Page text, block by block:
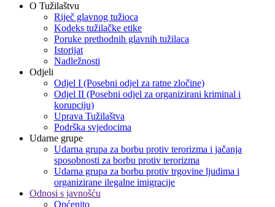
O Tužilaštvu
Riječ glavnog tužioca
Kodeks tužilačke etike
Poruke prethodnih glavnih tužilaca
Istorijat
Nadležnosti
Odjeli
Odjel I (Posebni odjel za ratne zločine)
Odjel II (Posebni odjel za organizirani kriminal i
korupciju)
Uprava Tužilaštva
Podrška svjedocima
Udarne grupe
Udarna grupa za borbu protiv terorizma i jačanja
sposobnosti za borbu protiv terorizma
Udarna grupa za borbu protiv trgovine ljudima i
organizirane ilegalne imigracije
Odnosi s javnošću
Općenito